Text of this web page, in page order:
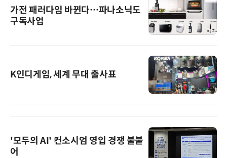
가전 패러다임 바뀐다…파나소닉도
구독사업
K인디게임, 세계 무대 출사표
'모두의 AI' 컨소시엄 영입 경쟁 불붙
어